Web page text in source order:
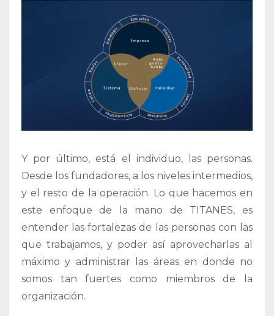
Y por último, está el individuo, las personas.
Desde los fundadores, a los niveles intermedios,
y el resto de la operación. Lo que hacemos en
este enfoque de la mano de TITANES, es
entender las fortalezas de las personas con las
que trabajamos, y poder así aprovecharlas al
máximo y administrar las áreas en donde no
somos tan fuertes como miembros de la
organización.